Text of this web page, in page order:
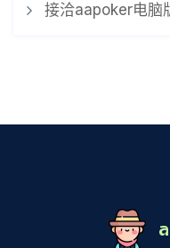
接洽aapoker电脑